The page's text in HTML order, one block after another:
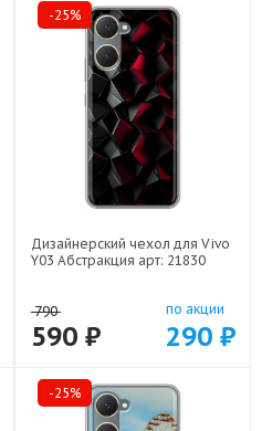
-25%
Дизайнерский чехол для Vivo
Y03 Абстракция арт: 21830
790
590 ₽
по акции
290 ₽
-25%